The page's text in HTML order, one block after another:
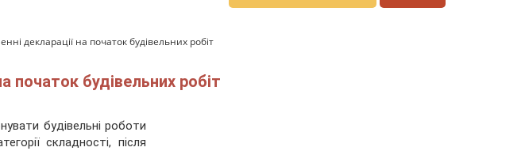
декларації на початок будівельних робіт
початок будівельних робіт
будівельні роботи
складності, після